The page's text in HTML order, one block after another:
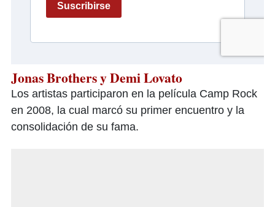
Jonas Brothers y Demi Lovato
Los artistas participaron en la película Camp Rock
en 2008, la cual marcó su primer encuentro y la
consolidación de su fama.